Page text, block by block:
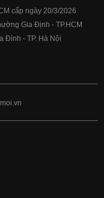
cấp ngày 20/3/2026
Gia Định - TP.HCM
Đình - TP. Hà Nội